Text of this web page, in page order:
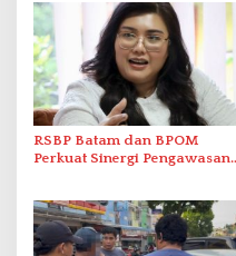
RSBP Batam dan BPOM
Perkuat Sinergi Pengawasan